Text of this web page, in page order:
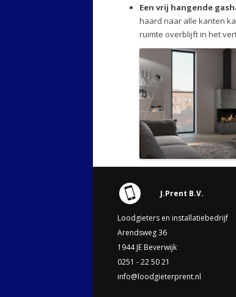
Een vrij hangende
haard naar alle kanten
ruimte overblijft in het
J.Prent B.V.
Loodgieters en installatiebedrijf
Arendsweg 36
1944 JE Beverwijk
0251 - 22 50 21
info@loodgieterprent.nl